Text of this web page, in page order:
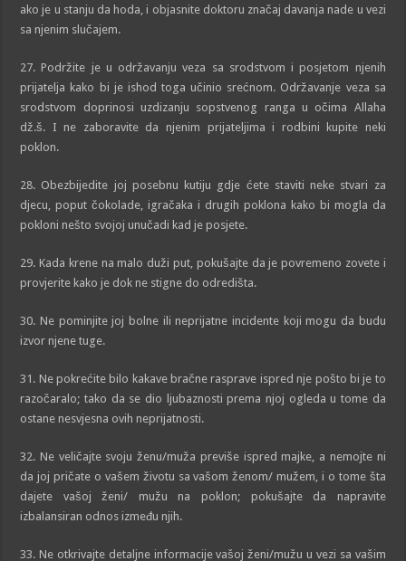
ako je u stanju da hoda, i objasnite doktoru značaj davanja nade u vezi
sa njenim slučajem.
27. Podržite je u održavanju veza sa srodstvom i posjetom njenih
prijatelja kako bi je ishod toga učinio srećnom. Održavanje veza sa
srodstvom doprinosi uzdizanju sopstvenog ranga u očima Allaha
dž.š. I ne zaboravite da njenim prijateljima i rodbini kupite neki
poklon.
28. Obezbijedite joj posebnu kutiju gdje ćete staviti neke stvari za
djecu, poput čokolade, igračaka i drugih poklona kako bi mogla da
pokloni nešto svojoj unučadi kad je posjete.
29. Kada krene na malo duži put, pokušajte da je povremeno zovete i
provjerite kako je dok ne stigne do odredišta.
30. Ne pominjite joj bolne ili neprijatne incidente koji mogu da budu
izvor njene tuge.
31. Ne pokrećite bilo kakave bračne rasprave ispred nje pošto bi je to
razočaralo; tako da se dio ljubaznosti prema njoj ogleda u tome da
ostane nesvjesna ovih neprijatnosti.
32. Ne veličajte svoju ženu/muža previše ispred majke, a nemojte ni
da joj pričate o vašem životu sa vašom ženom/ mužem, i o tome šta
dajete vašoj ženi/ mužu na poklon; pokušajte da napravite
izbalansiran odnos između njih.
33. Ne otkrivajte detaljne informacije vašoj ženi/mužu u vezi sa vašim